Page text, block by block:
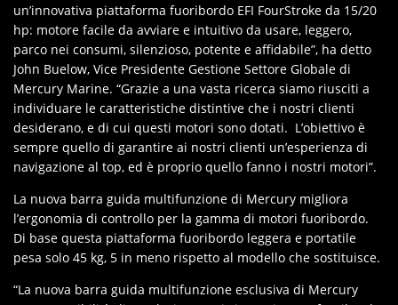
un’innovativa piattaforma fuoribordo EFI FourStroke da 15/20
hp: motore facile da avviare e intuitivo da usare, leggero,
parco nei consumi, silenzioso, potente e affidabile”, ha detto
John Buelow, Vice Presidente Gestione Settore Globale di
Mercury Marine. “Grazie a una vasta ricerca siamo riusciti a
individuare le caratteristiche distintive che i nostri clienti
desiderano, e di cui questi motori sono dotati. L’obiettivo è
sempre quello di garantire ai nostri clienti un’esperienza di
navigazione al top, ed è proprio quello fanno i nostri motori”.
La nuova barra guida multifunzione di Mercury migliora
l’ergonomia di controllo per la gamma di motori fuoribordo.
Di base questa piattaforma fuoribordo leggera e portatile
pesa solo 45 kg, 5 in meno rispetto al modello che sostituisce.
“La nuova barra guida multifunzione esclusiva di Mercury